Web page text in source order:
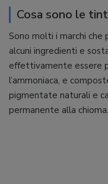
Cosa sono le
Sono molti i marchi
alcuni ingredienti e
effettivamente essere
l’ammoniaca, e
pigmentate naturali e
permanente alla chioma.